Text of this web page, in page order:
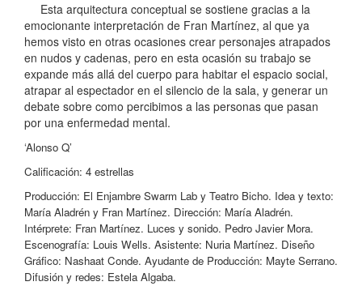
Esta arquitectura conceptual se sostiene gracias a la
emocionante interpretación de Fran Martínez, al que ya
hemos visto en otras ocasiones crear personajes atrapados
en nudos y cadenas, pero en esta ocasión su trabajo se
expande más allá del cuerpo para habitar el espacio social,
atrapar al espectador en el silencio de la sala, y generar un
debate sobre como percibimos a las personas que pasan
por una enfermedad mental.
‘Alonso Q’
Calificación: 4 estrellas
Producción: El Enjambre Swarm Lab y Teatro Bicho. Idea y texto:
María Aladrén y Fran Martínez. Dirección: María Aladrén.
Intérprete: Fran Martínez. Luces y sonido. Pedro Javier Mora.
Escenografía: Louis Wells. Asistente: Nuria Martínez. Diseño
Gráfico: Nashaat Conde. Ayudante de Producción: Mayte Serrano.
Difusión y redes: Estela Algaba.